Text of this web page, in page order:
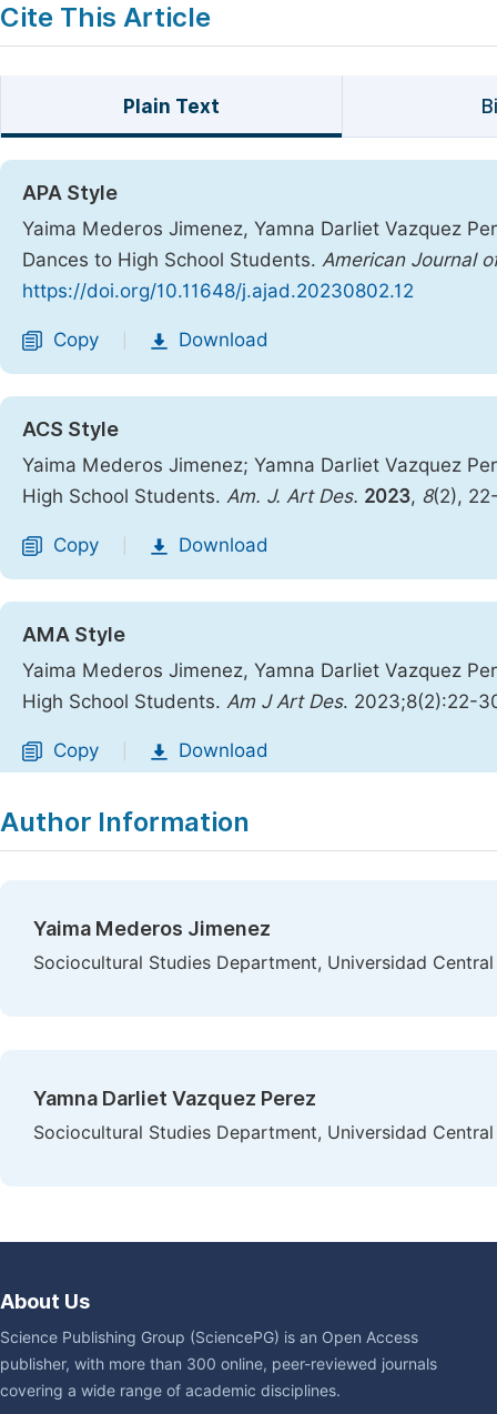
Cite This Article
Plain Text
APA Style
Yaima Mederos Jimenez, Yamna Darliet Vazquez
Dances to High School Students. American Journal
https://doi.org/10.11648/j.ajad.20230802.12
Copy Download
ACS Style
Yaima Mederos Jimenez; Yamna Darliet Vazquez
High School Students. Am. J. Art Des. 2023, 8(2),
Copy Download
AMA Style
Yaima Mederos Jimenez, Yamna Darliet Vazquez
High School Students. Am J Art Des. 2023;8(2):22-
Copy Download
Author Information
Yaima Mederos Jimenez
Sociocultural Studies Department, Universidad
Yamna Darliet Vazquez Perez
Sociocultural Studies Department, Universidad
About Us
Science Publishing Group (SciencePG) is an Open Access
publisher, with more than 300 online, peer-reviewed journals
covering a wide range of academic disciplines.